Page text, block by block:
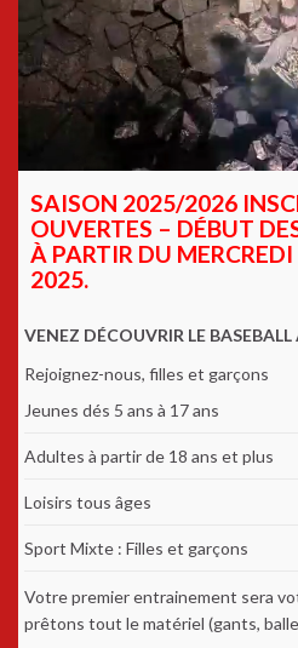
SAISON 2025/2026
OUVERTES – DÉBUT
À PARTIR DU
2025.
VENEZ DÉCOUVRIR LE BASEBALL
Rejoignez-nous, filles et garçons
Jeunes dés 5 ans à 17 ans
Adultes à partir de 18 ans et plus
Loisirs tous âges
Sport Mixte : Filles et garçons
Votre premier entrainement sera
prêtons tout le matériel (gants,